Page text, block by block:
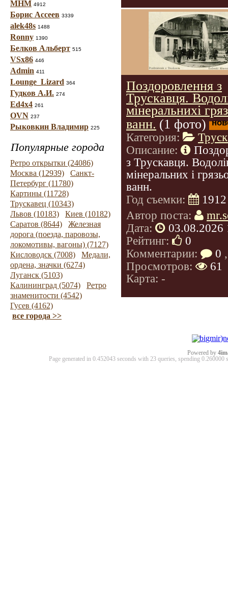
МНМ 4912
Борис Ассеев 3339
alek48s 1488
Ronny 1390
Белков Альберт 515
VSx86 446
Admin 411
Lounge_Lizard 364
Гудков А.И. 274
Ed4x4 261
OVN 237
Рыковкин Владимир 225
Популярные города
Ретро открытки (24086)
Москва (12939)
Санкт-
Петербург (11780)
Картины (11728)
Трускавец (10343)
Львов (10183)
Киев (10182)
Саратов (8644)
Железная
дорога (поезда, паровозы,
локомотивы, вагоны) (7127)
Кисловодск (7008)
Медали,
ордена, значки (6274)
Луганск (5103)
Калининград (5074)
Ретро
знаменитости (4542)
Гусев (4162)
все города >>
Поздоровлення з
Трускавця.
мінеральнихі
ванн. (1 фото)
Категория:
Описание:
з Трускавця.
мінеральних і
ванн.
Год съемки:
1912
Автор поста:
Дата:
03.08.2026
Рейтинг:
0
Комментарии:
0 ,
Просмотров:
61
Карта: -
Powered by
Page generated in 0.452043 seconds with 23 queries, spending